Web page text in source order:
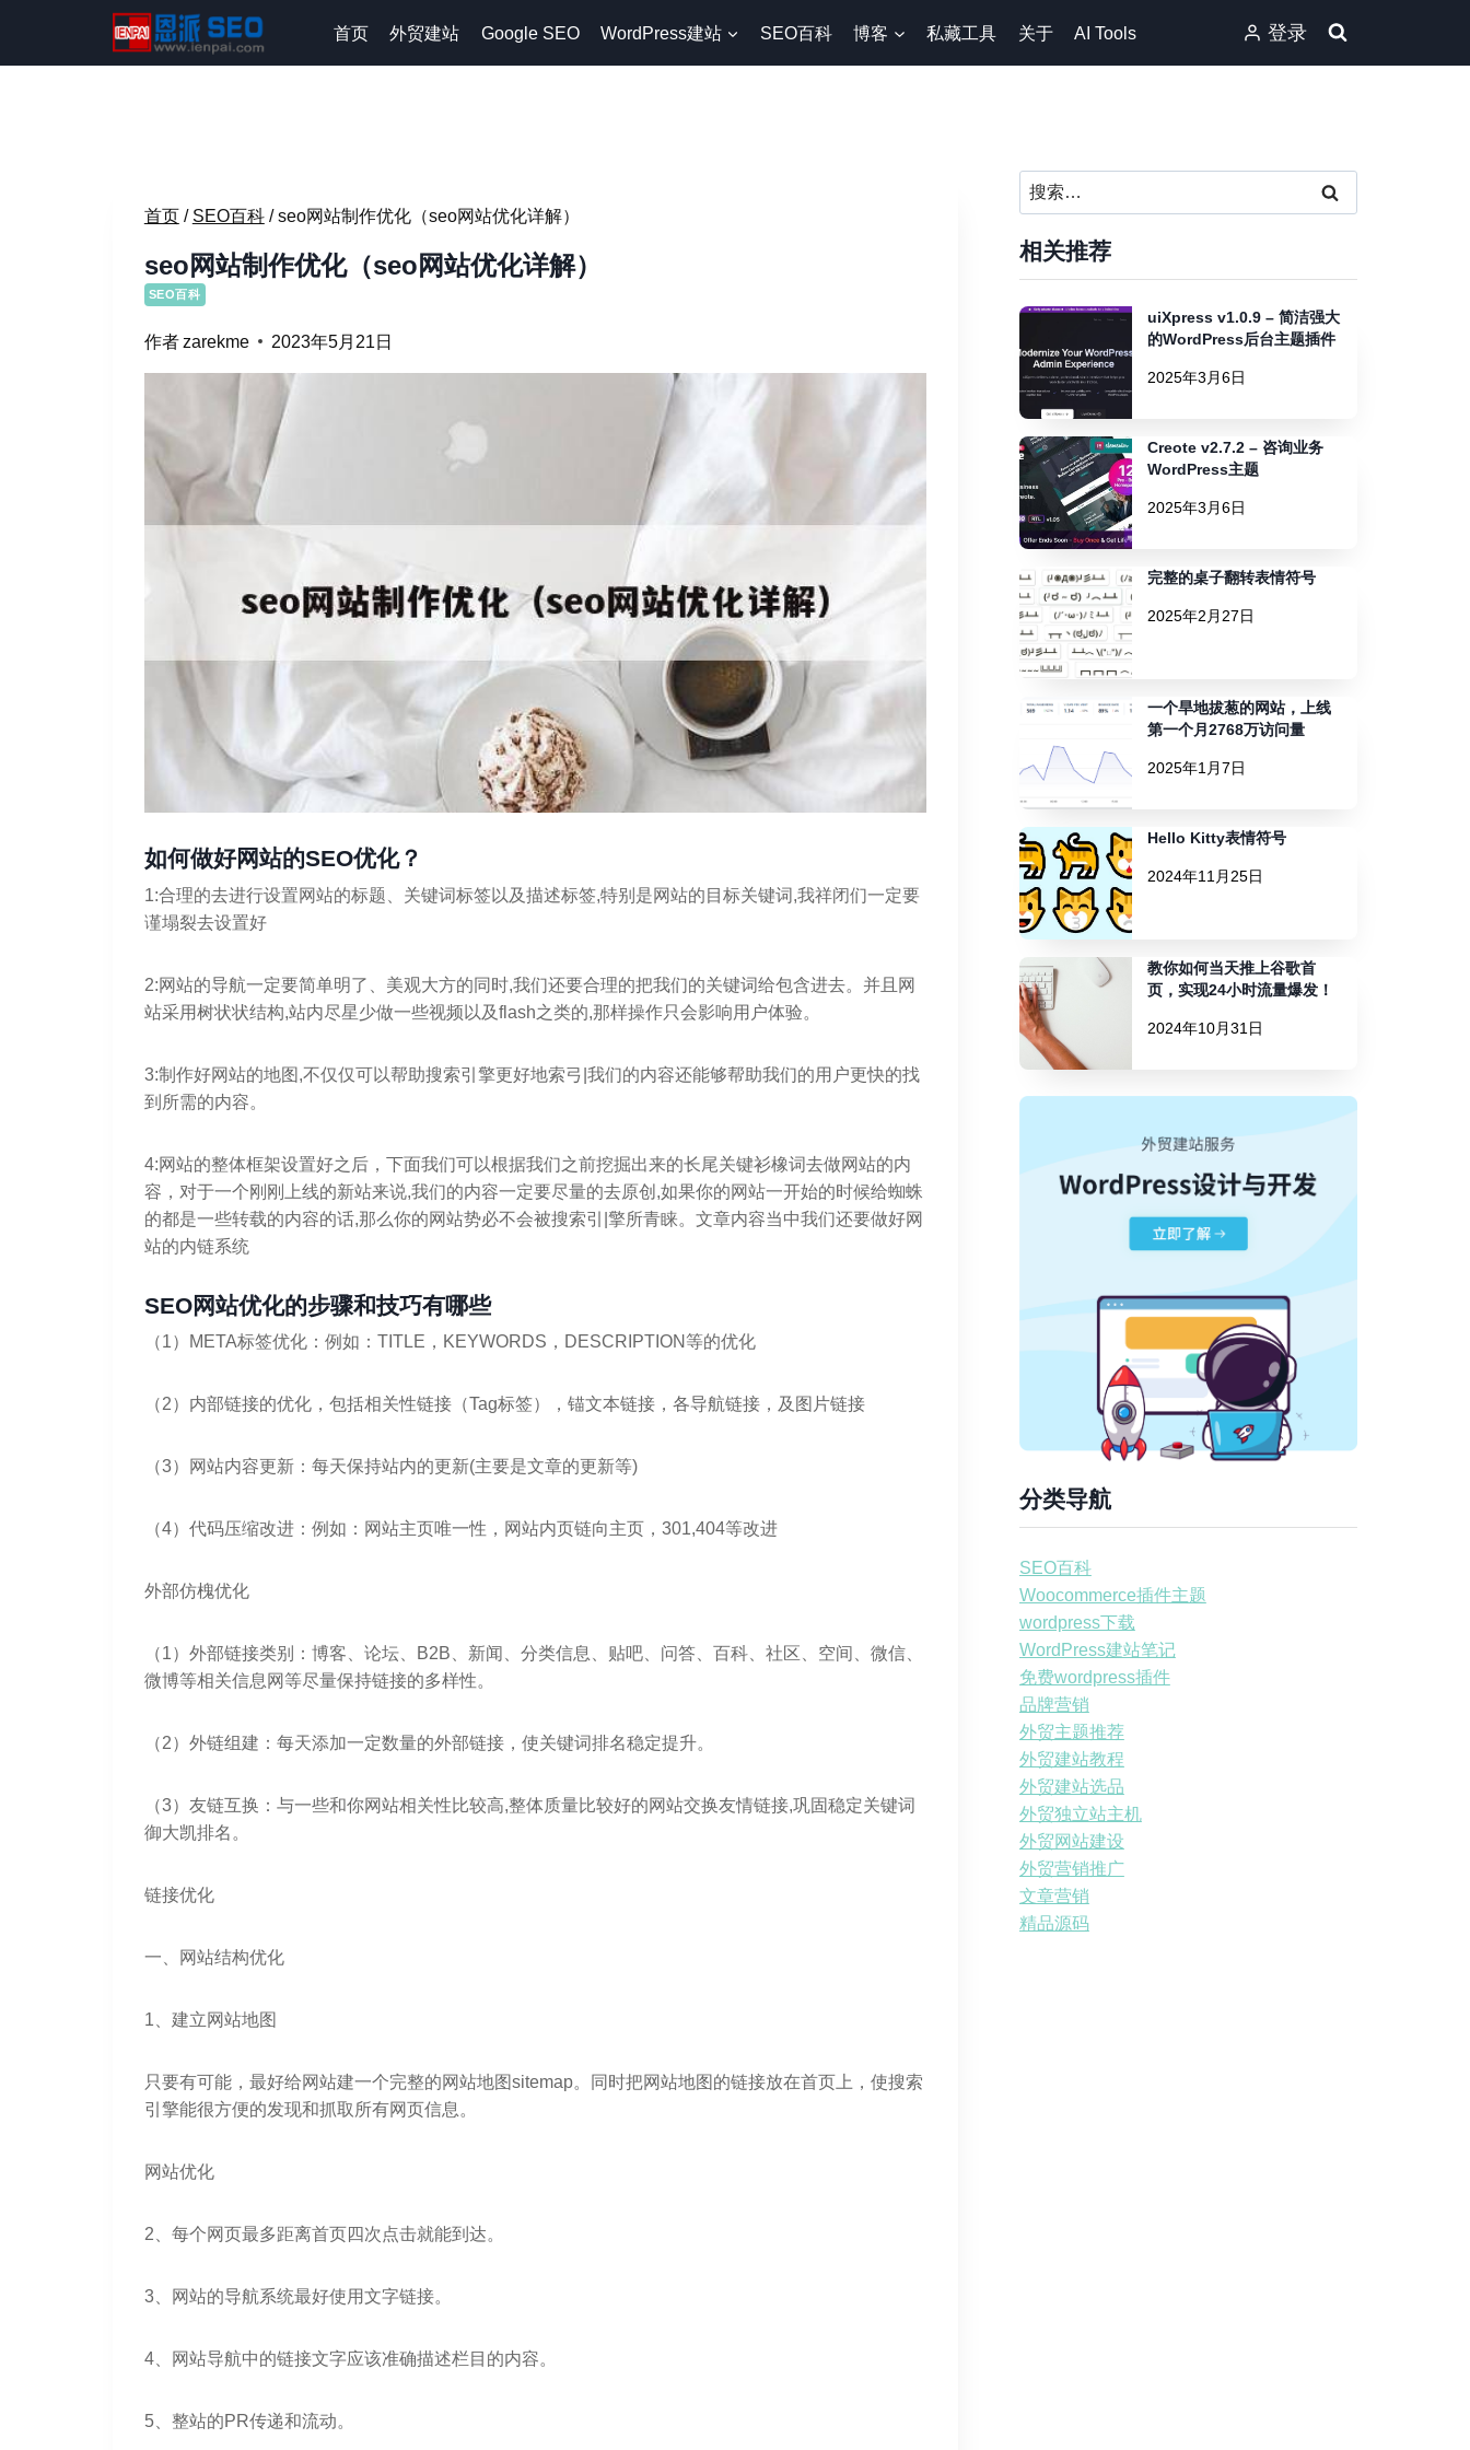
内
首页 外贸建站 Google SEO WordPress建站 SEO百科 博客 私藏工具 关于 AI Tools 登录
首页 / SEO百科 / seo网站制作优化（seo网站优化详解）
seo网站制作优化（seo网站优化详解）
SEO百科
作者zarekme 2023年5月21日
如何做好网站的SEO优化？
1:合理的去进行设置网站的标题、关键词标签以及描述标签,特别是网站的目标关键词,我祥闭们一定要
谨塌裂去设置好
2:网站的导航一定要简单明了、美观大方的同时,我们还要合理的把我们的关键词给包含进去。并且网
站采用树状状结构,站内尽星少做一些视频以及flash之类的,那样操作只会影响用户体验。
3:制作好网站的地图,不仅仅可以帮助搜索引擎更好地索弓|我们的内容还能够帮助我们的用户更快的找
到所需的内容。
4:网站的整体框架设置好之后，下面我们可以根据我们之前挖掘出来的长尾关键衫橡词去做网站的内
容，对于一个刚刚上线的新站来说,我们的内容一定要尽量的去原创,如果你的网站一开始的时候给蜘蛛
的都是一些转载的内容的话,那么你的网站势必不会被搜索引|擎所青睐。文章内容当中我们还要做好网
站的内链系统
SEO网站优化的步骤和技巧有哪些
（1）META标签优化：例如：TITLE，KEYWORDS，DESCRIPTION等的优化
（2）内部链接的优化，包括相关性链接（Tag标签），锚文本链接，各导航链接，及图片链接
（3）网站内容更新：每天保持站内的更新(主要是文章的更新等)
（4）代码压缩改进：例如：网站主页唯一性，网站内页链向主页，301,404等改进
外部仿槐优化
（1）外部链接类别：博客、论坛、B2B、新闻、分类信息、贴吧、问答、百科、社区、空间、微信、
微博等相关信息网等尽量保持链接的多样性。
（2）外链组建：每天添加一定数量的外部链接，使关键词排名稳定提升。
（3）友链互换：与一些和你网站相关性比较高,整体质量比较好的网站交换友情链接,巩固稳定关键词
御大凯排名。
链接优化
一、网站结构优化
1、建立网站地图
只要有可能，最好给网站建一个完整的网站地图sitemap。同时把网站地图的链接放在首页上，使搜索
引擎能很方便的发现和抓取所有网页信息。
网站优化
2、每个网页最多距离首页四次点击就能到达。
3、网站的导航系统最好使用文字链接。
4、网站导航中的链接文字应该准确描述栏目的内容。
5、整站的PR传递和流动。
搜
索：
相关推荐
uiXpress v1.0.9 – 简洁强大
的WordPress后台主题插件
2025年3月6日
Creote v2.7.2 – 咨询业务
WordPress主题
2025年3月6日
完整的桌子翻转表情符号
2025年2月27日
一个旱地拔葱的网站，上线
第一个月2768万访问量
2025年1月7日
Hello Kitty表情符号
2024年11月25日
教你如何当天推上谷歌首
页，实现24小时流量爆发！
2024年10月31日
分类导航
SEO百科
Woocommerce插件主题
wordpress下载
WordPress建站笔记
免费wordpress插件
品牌营销
外贸主题推荐
外贸建站教程
外贸建站选品
外贸独立站主机
外贸网站建设
外贸营销推广
文章营销
精品源码